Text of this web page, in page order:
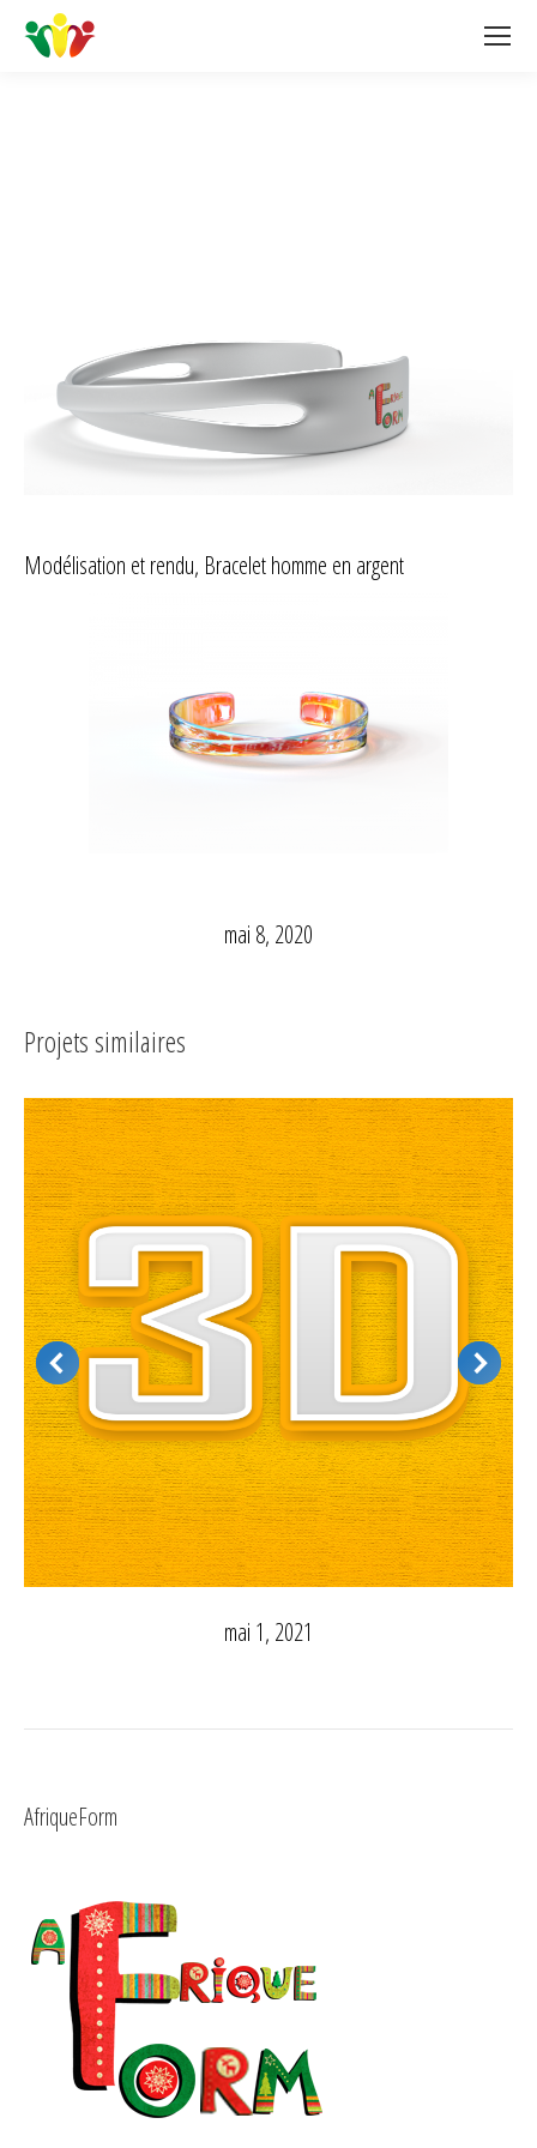
Modélisation et rendu, Bracelet homme en argent
mai 8, 2020
Projets similaires
mai 1, 2021
AfriqueForm